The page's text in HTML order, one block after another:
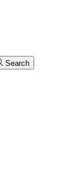
Search